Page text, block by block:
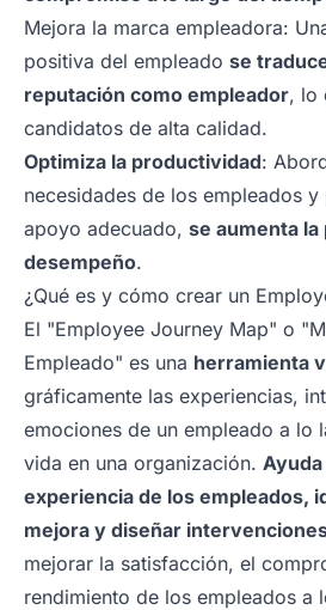
Mejora la marca empleadora:
positiva del empleado se
reputación como empleador, lo
candidatos de alta calidad.
Optimiza la productividad:
necesidades de los empleados
apoyo adecuado, se aumenta
desempeño.
¿Qué es y cómo crear un
El "Employee Journey Map" o
Empleado" es una herramienta
gráficamente las experiencias,
emociones de un empleado a lo
vida en una organización.
experiencia de los empleados,
mejora y diseñar
mejorar la satisfacción, el
rendimiento de los empleados a